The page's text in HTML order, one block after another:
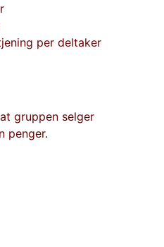
per deltaker
gruppen selger
penger.